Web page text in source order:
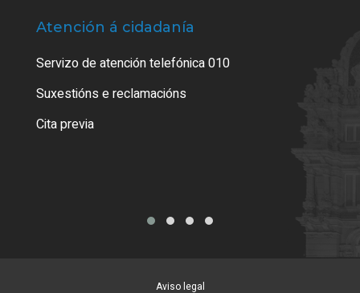
Atención á cidadanía
Servizo de atención telefónica 010
Suxestións e reclamacións
Cita previa
Aviso legal